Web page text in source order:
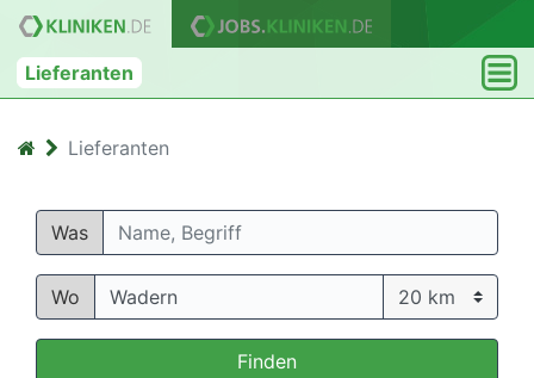
Lieferanten
Lieferanten
Was
Wo
Finden